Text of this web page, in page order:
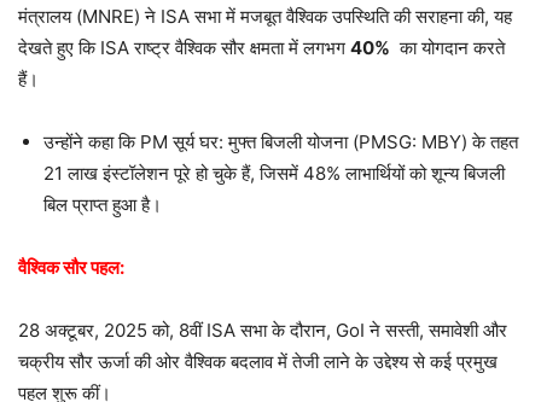
मंत्रालय (MNRE) ने ISA सभा में मजबूत वैश्विक उपस्थिति की सराहना की, यह
देखते हुए कि ISA राष्ट्र वैश्विक सौर क्षमता में लगभग 40% का योगदान करते
हैं।
उन्होंने कहा कि PM सूर्य घर: मुफ्त बिजली योजना (PMSG: MBY) के तहत
21 लाख इंस्टॉलेशन पूरे हो चुके हैं, जिसमें 48% लाभार्थियों को शून्य बिजली
बिल प्राप्त हुआ है।
वैश्विक सौर पहल:
28 अक्टूबर, 2025 को, 8वीं ISA सभा के दौरान, GoI ने सस्ती, समावेशी और
चक्रीय सौर ऊर्जा की ओर वैश्विक बदलाव में तेजी लाने के उद्देश्य से कई प्रमुख
पहल शुरू कीं।